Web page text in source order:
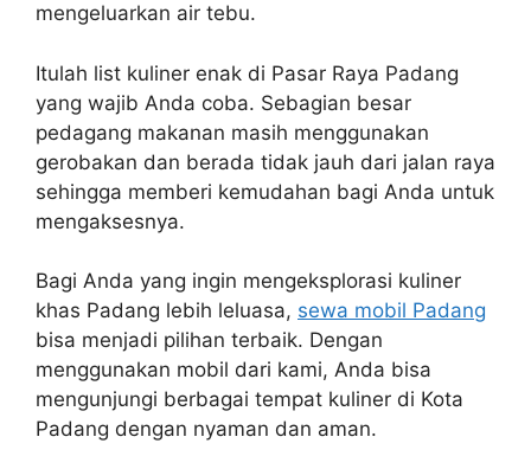
mengeluarkan air tebu.
Itulah list kuliner enak di Pasar Raya Padang
yang wajib Anda coba. Sebagian besar
pedagang makanan masih menggunakan
gerobakan dan berada tidak jauh dari jalan raya
sehingga memberi kemudahan bagi Anda untuk
mengaksesnya.
Bagi Anda yang ingin mengeksplorasi kuliner
khas Padang lebih leluasa, sewa mobil Padang
bisa menjadi pilihan terbaik. Dengan
menggunakan mobil dari kami, Anda bisa
mengunjungi berbagai tempat kuliner di Kota
Padang dengan nyaman dan aman.